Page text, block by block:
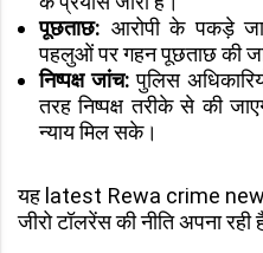
पूछताछ: आरोपी के पकड़े
पहलुओं पर गहन पूछताछ की
निष्पक्ष जांच: पुलिस
तरह निष्पक्ष तरीके से की
न्याय मिल सके।
यह latest Rewa crime news
जीरो टॉलरेंस की नीति अपना रही